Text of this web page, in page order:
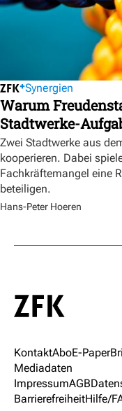
Synergien
Warum
Stadtwerke-
Zwei Stadtwerke aus
kooperieren. Dabei
Fachkräftemangel eine
beteiligen.
Hans-Peter Hoeren
KontaktAboE-Paper
Mediadaten
ImpressumAGB
BarrierefreiheitHilfe/